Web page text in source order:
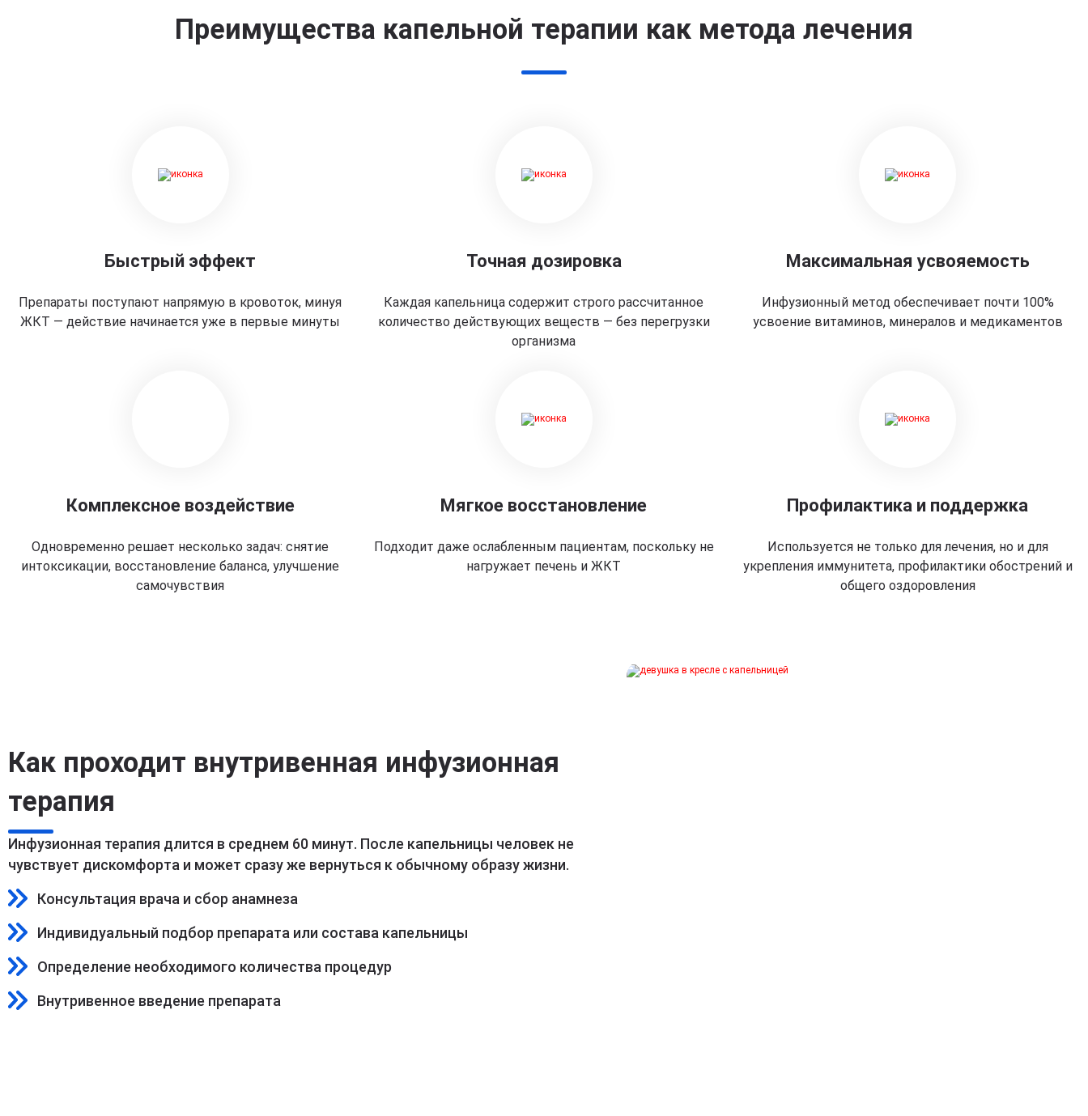
Преимущества капельной терапии как метода лечения
Быстрый эффект
Препараты поступают напрямую в кровоток, минуя
ЖКТ — действие начинается уже в первые минуты
Точная дозировка
Каждая капельница содержит строго рассчитанное
количество действующих веществ — без перегрузки
организма
Максимальная усвояемость
Инфузионный метод обеспечивает почти 100%
усвоение витаминов, минералов и медикаментов
Комплексное воздействие
Одновременно решает несколько задач: снятие
интоксикации, восстановление баланса, улучшение
самочувствия
Мягкое восстановление
Подходит даже ослабленным пациентам, поскольку не
нагружает печень и ЖКТ
Профилактика и поддержка
Используется не только для лечения, но и для
укрепления иммунитета, профилактики обострений и
общего оздоровления
Как проходит внутривенная инфузионная
терапия
Инфузионная терапия длится в среднем 60 минут. После капельницы человек не
чувствует дискомфорта и может сразу же вернуться к обычному образу жизни.
Консультация врача и сбор анамнеза
Индивидуальный подбор препарата или состава капельницы
Определение необходимого количества процедур
Внутривенное введение препарата